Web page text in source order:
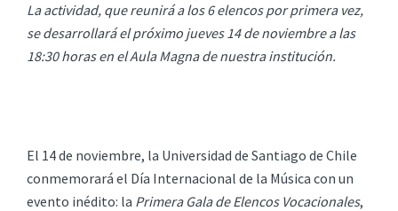
La actividad, que reunirá a los 6 elencos por primera vez,
se desarrollará el próximo jueves 14 de noviembre a las
18:30 horas en el Aula Magna de nuestra institución.
El 14 de noviembre, la Universidad de Santiago de Chile
conmemorará el Día Internacional de la Música con un
evento inédito: la Primera Gala de Elencos Vocacionales,